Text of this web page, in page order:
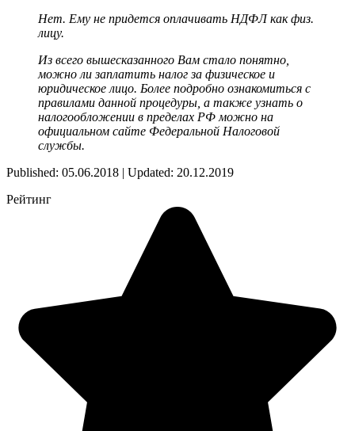
Нет. Ему не придется оплачивать НДФЛ как физ.
лицу.
Из всего вышесказанного Вам стало понятно,
можно ли заплатить налог за физическое и
юридическое лицо. Более подробно ознакомиться с
правилами данной процедуры, а также узнать о
налогообложении в пределах РФ можно на
официальном сайте Федеральной Налоговой
службы.
Published: 05.06.2018 | Updated: 20.12.2019
Рейтинг